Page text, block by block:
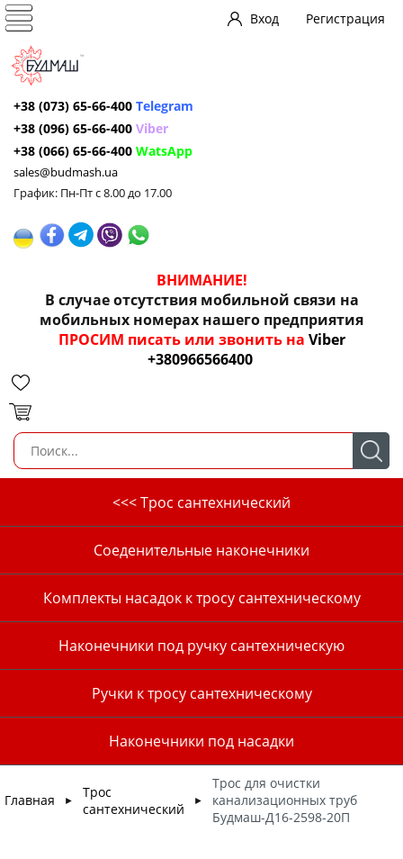
Вход Регистрация
+38 (073) 65-66-400 Telegram
+38 (096) 65-66-400 Viber
+38 (066) 65-66-400 WatsApp
sales@budmash.ua
График: Пн-Пт с 8.00 до 17.00
ВНИМАНИЕ!
В случае отсутствия мобильной связи на
мобильных номерах нашего предприятия
ПРОСИМ писать или звонить на Viber
+380966566400
<<< Трос сантехнический
Соеденительные наконечники
Комплекты насадок к тросу сантехническому
Наконечники под ручку сантехническую
Ручки к тросу сантехническому
Наконечники под насадки
Главная ►
Трос
сантехнический
►
Трос для очистки
канализационных труб
Будмаш-Д16-2598-20П